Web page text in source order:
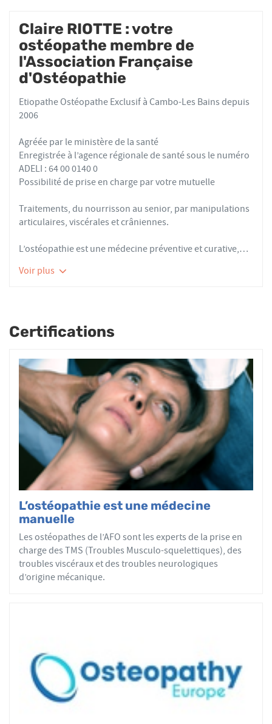
Claire RIOTTE : votre
ostéopathe membre de
l'Association Française
d'Ostéopathie
Etiopathe Ostéopathe Exclusif à Cambo-Les Bains depuis
2006
Agréée par le ministère de la santé
Enregistrée à l’agence régionale de santé sous le numéro
ADELI : 64 00 0140 0
Possibilité de prise en charge par votre mutuelle
Traitements, du nourrisson au senior, par manipulations
articulaires, viscérales et crâniennes.
L’ostéopathie est une médecine préventive et curative,
compte les symptômes physiques, mais aussi
Voir plus
Certifications
L’ostéopathie est une médecine
manuelle
Les ostéopathes de l’AFO sont les experts de la prise en
charge des TMS (Troubles Musculo-squelettiques), des
troubles viscéraux et des troubles neurologiques
d’origine mécanique.